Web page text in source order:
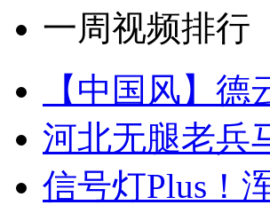
一周视频排行
【中国风】
河北无腿老兵
信号灯Plus！